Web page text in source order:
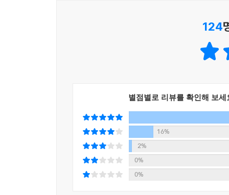
124
별점별로 리뷰를 확인해 보세
16%
2%
0%
0%